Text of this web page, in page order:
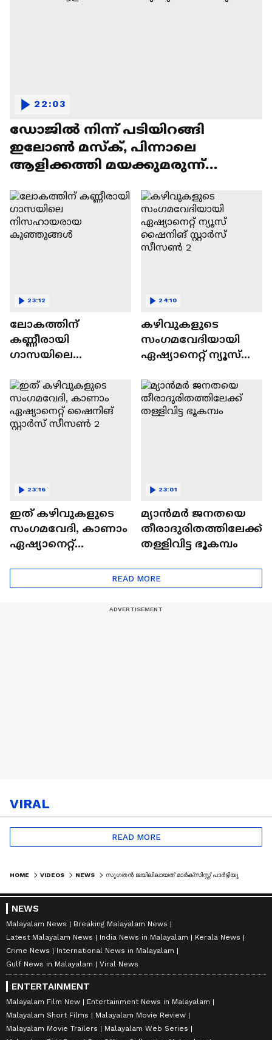
ഡോജിൽ നിന്ന് പടിയിറങ്ങി
ഇലോൺ മസ്ക്, പിന്നാലെ
ആളിക്കത്തി മയക്കുമരുന്ന്
22:03
ലോകത്തിന്
കണ്ണീരായി
ഗാസയിലെ
കുഞ്ഞുങ്ങൾ
23:12
കഴിവുകളുടെ
സംഗമവേദിയായി
ഏഷ്യാനെറ്റ് ന്യൂസ്
സീസൺ 2
24:10
ഇത് കഴിവുകളുടെ
സംഗമവേദി, കാണാം
ഏഷ്യാനെറ്റ്
23:16
മ്യാൻമർ ജനതയെ
തീരാദുരിതത്തിലേക്ക്
തള്ളിവിട്ട ഭൂകമ്പം
23:01
READ MORE
VIRAL
READ MORE
HOME VIDEOS NEWS
NEWS
Malayalam News
Breaking Malayalam News
Latest Malayalam News
India News in Malayalam
Kerala News
Crime News
International News in Malayalam
Gulf News in Malayalam
Viral News
ENTERTAINMENT
Malayalam Film New
Entertainment News in Malayalam
Malayalam Short Films
Malayalam Movie Review
Malayalam Movie Trailers
Malayalam Web Series